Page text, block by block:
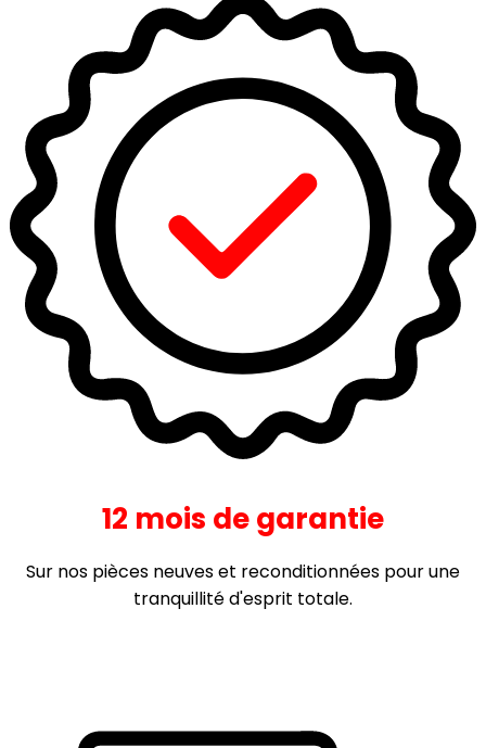
12 mois de garantie
Sur nos pièces neuves et reconditionnées pour une
tranquillité d'esprit totale.